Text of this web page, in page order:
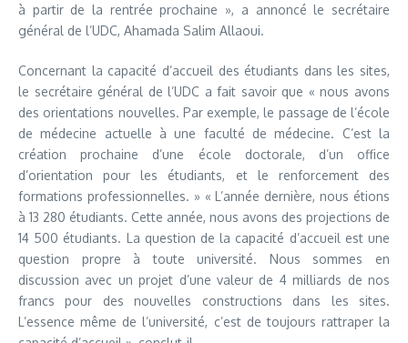
à partir de la rentrée prochaine », a annoncé le secrétaire
général de l’UDC, Ahamada Salim Allaoui.
Concernant la capacité d’accueil des étudiants dans les sites,
le secrétaire général de l’UDC a fait savoir que « nous avons
des orientations nouvelles. Par exemple, le passage de l’école
de médecine actuelle à une faculté de médecine. C’est la
création prochaine d’une école doctorale, d’un office
d’orientation pour les étudiants, et le renforcement des
formations professionnelles. » « L’année dernière, nous étions
à 13 280 étudiants. Cette année, nous avons des projections de
14 500 étudiants. La question de la capacité d’accueil est une
question propre à toute université. Nous sommes en
discussion avec un projet d’une valeur de 4 milliards de nos
francs pour des nouvelles constructions dans les sites.
L’essence même de l’université, c’est de toujours rattraper la